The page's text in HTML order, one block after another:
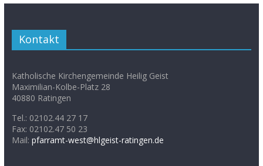
Kontakt
Katholische Kirchengemeinde Heilig Geist
Maximilian-Kolbe-Platz 28
40880 Ratingen
Tel.: 02102.44 27 17
Fax: 02102.47 50 23
Mail: pfarramt-west@hlgeist-ratingen.de